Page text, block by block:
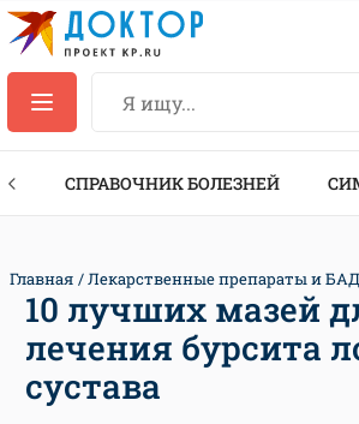
СПРАВОЧНИК БОЛЕЗНЕЙ
Главная Лекарственные препараты и
10 лучших мазей
лечения бурсита
сустава